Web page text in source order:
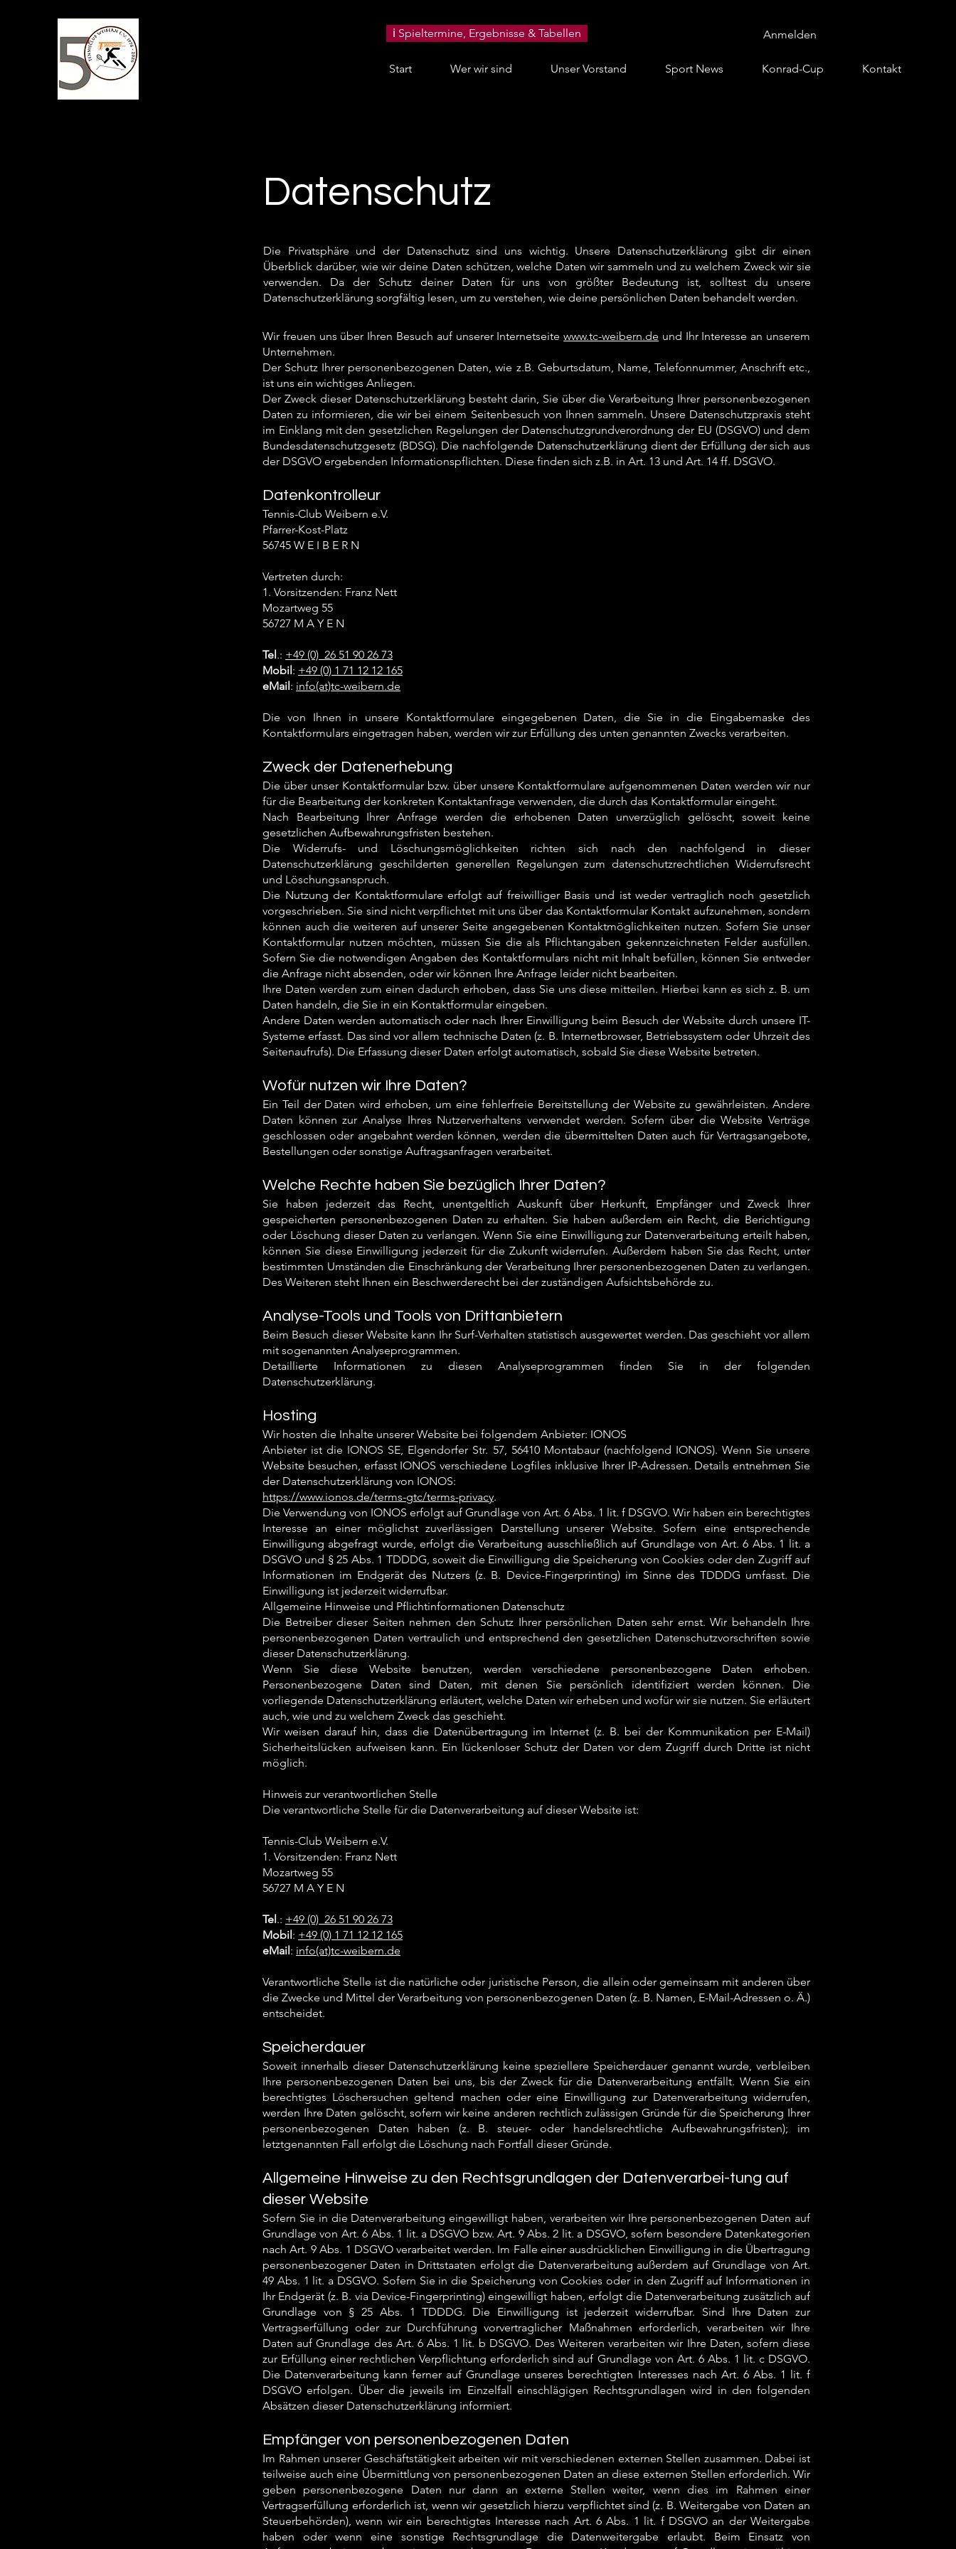
ℹ️ Spieltermine, Ergebnisse & Tabellen
Start Wer wir sind Unser Vorstand Sport News Konrad-Cup Kontakt
Anmelden
Datenschutz
Die Privatsphäre und der Datenschutz sind uns wichtig. Unsere Datenschutzerklärung gibt dir einen
Überblick darüber, wie wir deine Daten schützen, welche Daten wir sammeln und zu welchem Zweck wir sie
verwenden. Da der Schutz deiner Daten für uns von größter Bedeutung ist, solltest du unsere
Datenschutzerklärung sorgfältig lesen, um zu verstehen, wie deine persönlichen Daten behandelt werden.
Wir freuen uns über Ihren Besuch auf unserer Internetseitewww.tc-weibern.de und Ihr Interesse an unserem
Unternehmen.
Der Schutz Ihrer personenbezogenen Daten, wie z.B. Geburtsdatum, Name, Telefonnummer, Anschrift etc.,
ist uns ein wichtiges Anliegen.
Der Zweck dieser Datenschutzerklärung besteht darin, Sie über die Verarbeitung Ihrer personenbezogenen
Daten zu informieren, die wir bei einem Seitenbesuch von Ihnen sammeln. Unsere Datenschutzpraxis steht
im Einklang mit den gesetzlichen Regelungen der Datenschutzgrundverordnung der EU (DSGVO) und dem
Bundesdatenschutzgesetz (BDSG). Die nachfolgende Datenschutzerklärung dient der Erfüllung der sich aus
der DSGVO ergebenden Informationspflichten. Diese finden sich z.B. in Art. 13 und Art. 14 ff. DSGVO.
Datenkontrolleur
Tennis-Club Weibern e.V.
Pfarrer-Kost-Platz
56745 W E I B E R N
Vertreten durch:
1. Vorsitzenden: Franz Nett
Mozartweg 55
56727 M A Y E N
Tel.: +49 (0) 26 51 90 26 73
Mobil: +49 (0) 1 71 12 12 165
eMail: info(at)tc-weibern.de
Die von Ihnen in unsere Kontaktformulare eingegebenen Daten, die Sie in die Eingabemaske des
Kontaktformulars eingetragen haben, werden wir zur Erfüllung des unten genannten Zwecks verarbeiten.
Zweck der Datenerhebung
Die über unser Kontaktformular bzw. über unsere Kontaktformulare aufgenommenen Daten werden wir nur
für die Bearbeitung der konkreten Kontaktanfrage verwenden, die durch das Kontaktformular eingeht.
Nach Bearbeitung Ihrer Anfrage werden die erhobenen Daten unverzüglich gelöscht, soweit keine
gesetzlichen Aufbewahrungsfristen bestehen.
Die Widerrufs- und Löschungsmöglichkeiten richten sich nach den nachfolgend in dieser
Datenschutzerklärung geschilderten generellen Regelungen zum datenschutzrechtlichen Widerrufsrecht
und Löschungsanspruch.
Die Nutzung der Kontaktformulare erfolgt auf freiwilliger Basis und ist weder vertraglich noch gesetzlich
vorgeschrieben. Sie sind nicht verpflichtet mit uns über das Kontaktformular Kontakt aufzunehmen, sondern
können auch die weiteren auf unserer Seite angegebenen Kontaktmöglichkeiten nutzen. Sofern Sie unser
Kontaktformular nutzen möchten, müssen Sie die als Pflichtangaben gekennzeichneten Felder ausfüllen.
Sofern Sie die notwendigen Angaben des Kontaktformulars nicht mit Inhalt befüllen, können Sie entweder
die Anfrage nicht absenden, oder wir können Ihre Anfrage leider nicht bearbeiten.
Ihre Daten werden zum einen dadurch erhoben, dass Sie uns diese mitteilen. Hierbei kann es sich z. B. um
Daten handeln, die Sie in ein Kontaktformular eingeben.
Andere Daten werden automatisch oder nach Ihrer Einwilligung beim Besuch der Website durch unsere IT-
Systeme erfasst. Das sind vor allem technische Daten (z. B. Internetbrowser, Betriebssystem oder Uhrzeit des
Seitenaufrufs). Die Erfassung dieser Daten erfolgt automatisch, sobald Sie diese Website betreten.
Wofür nutzen wir Ihre Daten?
Ein Teil der Daten wird erhoben, um eine fehlerfreie Bereitstellung der Website zu gewährleisten. Andere
Daten können zur Analyse Ihres Nutzerverhaltens verwendet werden. Sofern über die Website Verträge
geschlossen oder angebahnt werden können, werden die übermittelten Daten auch für Vertragsangebote,
Bestellungen oder sonstige Auftragsanfragen verarbeitet.
Welche Rechte haben Sie bezüglich Ihrer Daten?
Sie haben jederzeit das Recht, unentgeltlich Auskunft über Herkunft, Empfänger und Zweck Ihrer
gespeicherten personenbezogenen Daten zu erhalten. Sie haben außerdem ein Recht, die Berichtigung
oder Löschung dieser Daten zu verlangen. Wenn Sie eine Einwilligung zur Datenverarbeitung erteilt haben,
können Sie diese Einwilligung jederzeit für die Zukunft widerrufen. Außerdem haben Sie das Recht, unter
bestimmten Umständen die Einschränkung der Verarbeitung Ihrer personenbezogenen Daten zu verlangen.
Des Weiteren steht Ihnen ein Beschwerderecht bei der zuständigen Aufsichtsbehörde zu.
Analyse-Tools und Tools von Drittanbietern
Beim Besuch dieser Website kann Ihr Surf-Verhalten statistisch ausgewertet werden. Das geschieht vor allem
mit sogenannten Analyseprogrammen.
Detaillierte Informationen zu diesen Analyseprogrammen finden Sie in der folgenden
Datenschutzerklärung.
Hosting
Wir hosten die Inhalte unserer Website bei folgendem Anbieter: IONOS
Anbieter ist die IONOS SE, Elgendorfer Str. 57, 56410 Montabaur (nachfolgend IONOS). Wenn Sie unsere
Website besuchen, erfasst IONOS verschiedene Logfiles inklusive Ihrer IP-Adressen. Details entnehmen Sie
der Datenschutzerklärung von IONOS:
https://www.ionos.de/terms-gtc/terms-privacy.
Die Verwendung von IONOS erfolgt auf Grundlage von Art. 6 Abs. 1 lit. f DSGVO. Wir haben ein berechtigtes
Interesse an einer möglichst zuverlässigen Darstellung unserer Website. Sofern eine entsprechende
Einwilligung abgefragt wurde, erfolgt die Verarbeitung ausschließlich auf Grundlage von Art. 6 Abs. 1 lit. a
DSGVO und § 25 Abs. 1 TDDDG, soweit die Einwilligung die Speicherung von Cookies oder den Zugriff auf
Informationen im Endgerät des Nutzers (z. B. Device-Fingerprinting) im Sinne des TDDDG umfasst. Die
Einwilligung ist jederzeit widerrufbar.
Allgemeine Hinweise und Pflichtinformationen Datenschutz
Die Betreiber dieser Seiten nehmen den Schutz Ihrer persönlichen Daten sehr ernst. Wir behandeln Ihre
personenbezogenen Daten vertraulich und entsprechend den gesetzlichen Datenschutzvorschriften sowie
dieser Datenschutzerklärung.
Wenn Sie diese Website benutzen, werden verschiedene personenbezogene Daten erhoben.
Personenbezogene Daten sind Daten, mit denen Sie persönlich identifiziert werden können. Die
vorliegende Datenschutzerklärung erläutert, welche Daten wir erheben und wofür wir sie nutzen. Sie erläutert
auch, wie und zu welchem Zweck das geschieht.
Wir weisen darauf hin, dass die Datenübertragung im Internet (z. B. bei der Kommunikation per E-Mail)
Sicherheitslücken aufweisen kann. Ein lückenloser Schutz der Daten vor dem Zugriff durch Dritte ist nicht
möglich.
Hinweis zur verantwortlichen Stelle
Die verantwortliche Stelle für die Datenverarbeitung auf dieser Website ist:
Tennis-Club Weibern e.V.
1. Vorsitzenden: Franz Nett
Mozartweg 55
56727 M A Y E N
Tel.: +49 (0) 26 51 90 26 73
Mobil: +49 (0) 1 71 12 12 165
eMail: info(at)tc-weibern.de
Verantwortliche Stelle ist die natürliche oder juristische Person, die allein oder gemeinsam mit anderen über
die Zwecke und Mittel der Verarbeitung von personenbezogenen Daten (z. B. Namen, E-Mail-Adressen o. Ä.)
entscheidet.
Speicherdauer
Soweit innerhalb dieser Datenschutzerklärung keine speziellere Speicherdauer genannt wurde, verbleiben
Ihre personenbezogenen Daten bei uns, bis der Zweck für die Datenverarbeitung entfällt. Wenn Sie ein
berechtigtes Löschersuchen geltend machen oder eine Einwilligung zur Datenverarbeitung widerrufen,
werden Ihre Daten gelöscht, sofern wir keine anderen rechtlich zulässigen Gründe für die Speicherung Ihrer
personenbezogenen Daten haben (z. B. steuer- oder handelsrechtliche Aufbewahrungsfristen); im
letztgenannten Fall erfolgt die Löschung nach Fortfall dieser Gründe.
Allgemeine Hinweise zu den Rechtsgrundlagen der Datenverarbei-tung auf
dieser Website
Sofern Sie in die Datenverarbeitung eingewilligt haben, verarbeiten wir Ihre personenbezogenen Daten auf
Grundlage von Art. 6 Abs. 1 lit. a DSGVO bzw. Art. 9 Abs. 2 lit. a DSGVO, sofern besondere Datenkategorien
nach Art. 9 Abs. 1 DSGVO verarbeitet werden. Im Falle einer ausdrücklichen Einwilligung in die Übertragung
personenbezogener Daten in Drittstaaten erfolgt die Datenverarbeitung außerdem auf Grundlage von Art.
49 Abs. 1 lit. a DSGVO. Sofern Sie in die Speicherung von Cookies oder in den Zugriff auf Informationen in
Ihr Endgerät (z. B. via Device-Fingerprinting) eingewilligt haben, erfolgt die Datenverarbeitung zusätzlich auf
Grundlage von § 25 Abs. 1 TDDDG. Die Einwilligung ist jederzeit widerrufbar. Sind Ihre Daten zur
Vertragserfüllung oder zur Durchführung vorvertraglicher Maßnahmen erforderlich, verarbeiten wir Ihre
Daten auf Grundlage des Art. 6 Abs. 1 lit. b DSGVO. Des Weiteren verarbeiten wir Ihre Daten, sofern diese
zur Erfüllung einer rechtlichen Verpflichtung erforderlich sind auf Grundlage von Art. 6 Abs. 1 lit. c DSGVO.
Die Datenverarbeitung kann ferner auf Grundlage unseres berechtigten Interesses nach Art. 6 Abs. 1 lit. f
DSGVO erfolgen. Über die jeweils im Einzelfall einschlägigen Rechtsgrundlagen wird in den folgenden
Absätzen dieser Datenschutzerklärung informiert.
Empfänger von personenbezogenen Daten
Im Rahmen unserer Geschäftstätigkeit arbeiten wir mit verschiedenen externen Stellen zusammen. Dabei ist
teilweise auch eine Übermittlung von personenbezogenen Daten an diese externen Stellen erforderlich. Wir
geben personenbezogene Daten nur dann an externe Stellen weiter, wenn dies im Rahmen einer
Vertragserfüllung erforderlich ist, wenn wir gesetzlich hierzu verpflichtet sind (z. B. Weitergabe von Daten an
Steuerbehörden), wenn wir ein berechtigtes Interesse nach Art. 6 Abs. 1 lit. f DSGVO an der Weitergabe
haben oder wenn eine sonstige Rechtsgrundlage die Datenweitergabe erlaubt. Beim Einsatz von